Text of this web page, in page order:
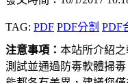
TAG: PDF PDF分割 PDF
注意事項： 本站所介紹
測試並通過防毒軟體掃